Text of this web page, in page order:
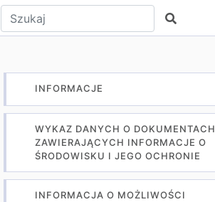
Wpisz tekst do wyszukania Szukaj
INFORMACJE
WYKAZ DANYCH O DOKUMENTACH
ZAWIERAJĄCYCH INFORMACJE O
ŚRODOWISKU I JEGO OCHRONIE
INFORMACJA O MOŻLIWOŚCI